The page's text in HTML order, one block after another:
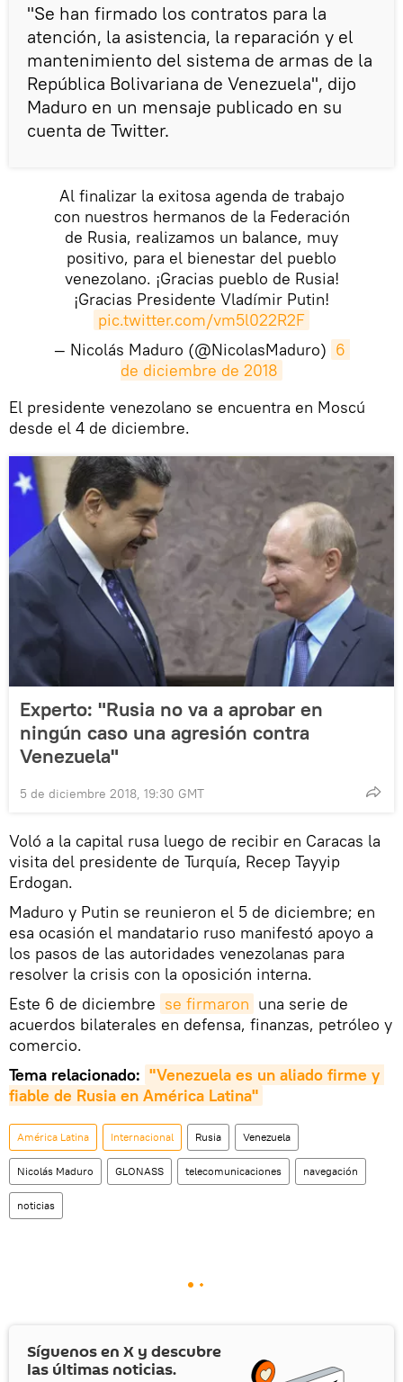
"Se han firmado los contratos para la
atención, la asistencia, la reparación y el
mantenimiento del sistema de armas de la
República Bolivariana de Venezuela", dijo
Maduro en un mensaje publicado en su
cuenta de Twitter.
Al finalizar la exitosa agenda de trabajo
con nuestros hermanos de la Federación
de Rusia, realizamos un balance, muy
positivo, para el bienestar del pueblo
venezolano. ¡Gracias pueblo de Rusia!
¡Gracias Presidente Vladímir Putin!
pic.twitter.com/vm5l022R2F
— Nicolás Maduro (@NicolasMaduro) 6
de diciembre de 2018
El presidente venezolano se encuentra en Moscú
desde el 4 de diciembre.
Experto: "Rusia no va a aprobar en
ningún caso una agresión contra
Venezuela"
5 de diciembre 2018, 19:30 GMT
Voló a la capital rusa luego de recibir en Caracas la
visita del presidente de Turquía, Recep Tayyip
Erdogan.
Maduro y Putin se reunieron el 5 de diciembre; en
esa ocasión el mandatario ruso manifestó apoyo a
los pasos de las autoridades venezolanas para
resolver la crisis con la oposición interna.
Este 6 de diciembre se firmaron una serie de
acuerdos bilaterales en defensa, finanzas, petróleo y
comercio.
Tema relacionado: "Venezuela es un aliado firme y
fiable de Rusia en América Latina"
América Latina Internacional Rusia Venezuela
Nicolás Maduro GLONASS telecomunicaciones navegación
noticias
Síguenos en X y descubre
las últimas noticias.